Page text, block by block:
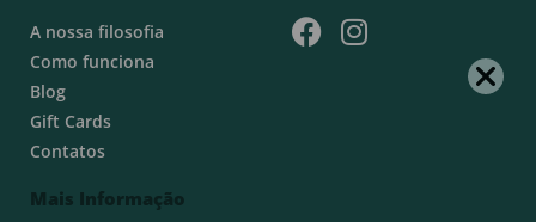
A nossa filosofia
Como funciona
Blog
Gift Cards
Contatos
Mais Informação